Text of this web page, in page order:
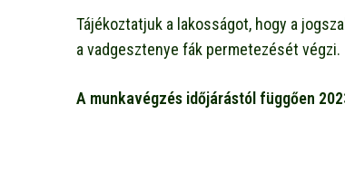
Tájékoztatjuk a lakosságot, hogy a
a vadgesztenye fák permetezését végzi.
A munkavégzés időjárástól függően